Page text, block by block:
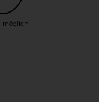
möglich